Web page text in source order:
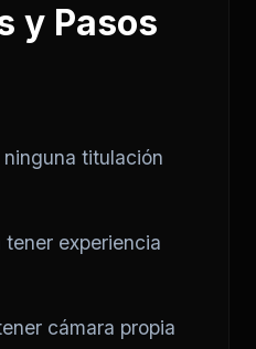
y Pasos
titulación
experiencia
cámara propia